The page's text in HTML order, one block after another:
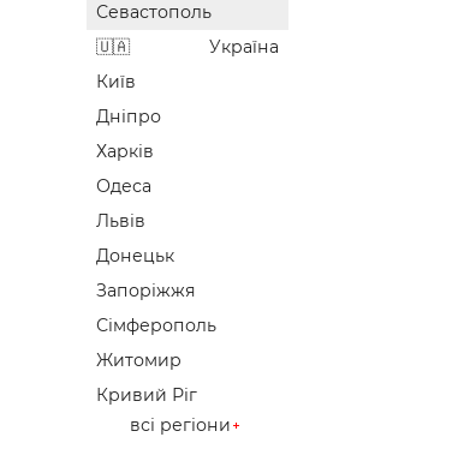
Севастополь
Україна
Київ
Дніпро
Харків
Одеса
Львів
Донецьк
Запоріжжя
Сімферополь
Житомир
Кривий Ріг
всі регіони